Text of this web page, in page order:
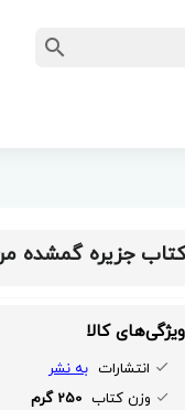
جزیره گمشده
ویژگی‌های کالا
انتشارات به نشر
وزن کتاب 250 گرم